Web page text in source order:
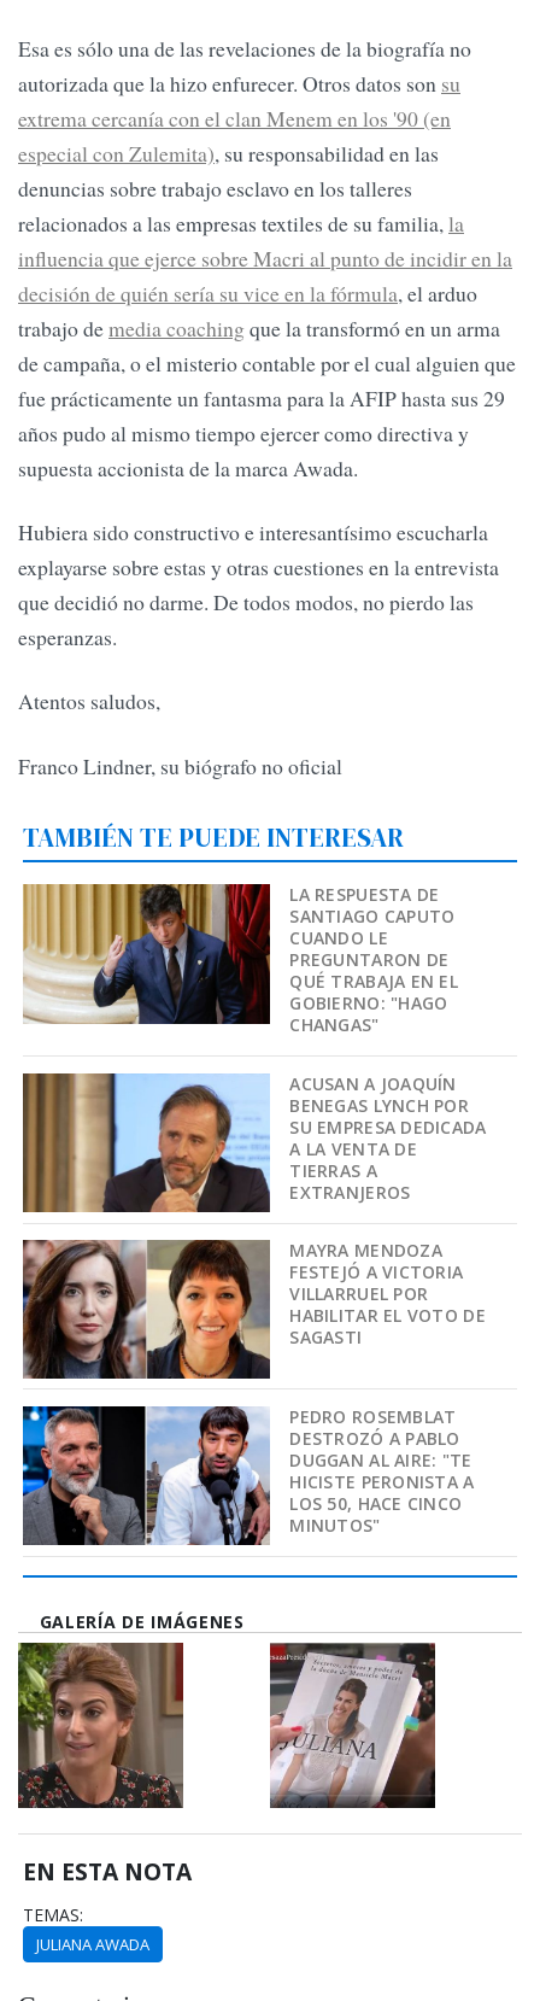
Esa es sólo una de las revelaciones de la biografía no
autorizada que la hizo enfurecer. Otros datos son su
extrema cercanía con el clan Menem en los '90 (en
especial con Zulemita), su responsabilidad en las
denuncias sobre trabajo esclavo en los talleres
relacionados a las empresas textiles de su familia, la
influencia que ejerce sobre Macri al punto de incidir en la
decisión de quién sería su vice en la fórmula, el arduo
trabajo demedia coachingque la transformó en un arma
de campaña, o el misterio contable por el cual alguien que
fue prácticamente un fantasma para la AFIP hasta sus 29
años pudo al mismo tiempo ejercer como directiva y
supuesta accionista de la marca Awada.
Hubiera sido constructivo e interesantísimo escucharla
explayarse sobre estas y otras cuestiones en la entrevista
que decidió no darme. De todos modos, no pierdo las
esperanzas.
Atentos saludos,
Franco Lindner, su biógrafo no oficial
TAMBIÉN TE PUEDE INTERESAR
LA RESPUESTA DE
SANTIAGO CAPUTO
CUANDO LE
PREGUNTARON DE
QUÉ TRABAJA EN EL
GOBIERNO: "HAGO
CHANGAS"
ACUSAN A JOAQUÍN
BENEGAS LYNCH POR
SU EMPRESA DEDICADA
A LA VENTA DE
TIERRAS A
EXTRANJEROS
MAYRA MENDOZA
FESTEJÓ A VICTORIA
VILLARRUEL POR
HABILITAR EL VOTO DE
SAGASTI
PEDRO ROSEMBLAT
DESTROZÓ A PABLO
DUGGAN AL AIRE: "TE
HICISTE PERONISTA A
LOS 50, HACE CINCO
MINUTOS"
GALERÍA DE IMÁGENES
EN ESTA NOTA
TEMAS:
JULIANA AWADA